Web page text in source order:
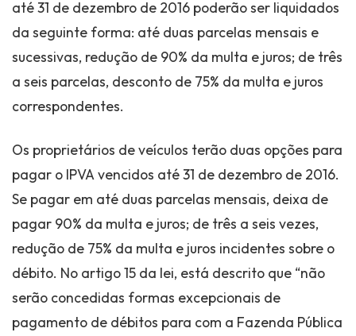
até 31 de dezembro de 2016 poderão ser liquidados
da seguinte forma: até duas parcelas mensais e
sucessivas, redução de 90% da multa e juros; de três
a seis parcelas, desconto de 75% da multa e juros
correspondentes.
Os proprietários de veículos terão duas opções para
pagar o IPVA vencidos até 31 de dezembro de 2016.
Se pagar em até duas parcelas mensais, deixa de
pagar 90% da multa e juros; de três a seis vezes,
redução de 75% da multa e juros incidentes sobre o
débito. No artigo 15 da lei, está descrito que “não
serão concedidas formas excepcionais de
pagamento de débitos para com a Fazenda Pública